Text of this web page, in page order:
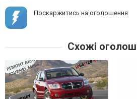
Поскаржитись на оголошення
Схожі